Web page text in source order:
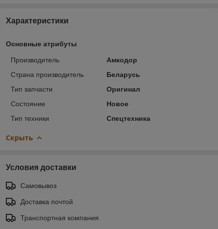
Характеристики
Основные атрибуты
Производитель
Амкодор
Страна производитель
Беларусь
Тип запчасти
Оригинал
Состояние
Новое
Тип техники
Спецтехника
Скрыть
Условия доставки
Самовывоз
Доставка почтой
Транспортная компания